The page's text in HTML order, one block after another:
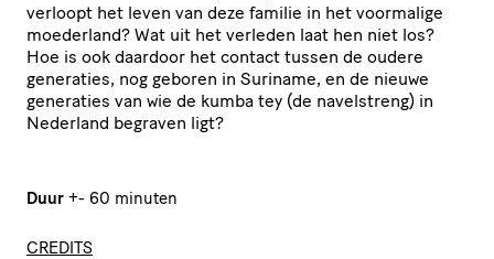
verloopt het leven van deze familie in het voormalige
moederland? Wat uit het verleden laat hen niet los?
Hoe is ook daardoor het contact tussen de oudere
generaties, nog geboren in Suriname, en de nieuwe
generaties van wie de kumba tey (de navelstreng) in
Nederland begraven ligt?
Duur +- 60 minuten
CREDITS